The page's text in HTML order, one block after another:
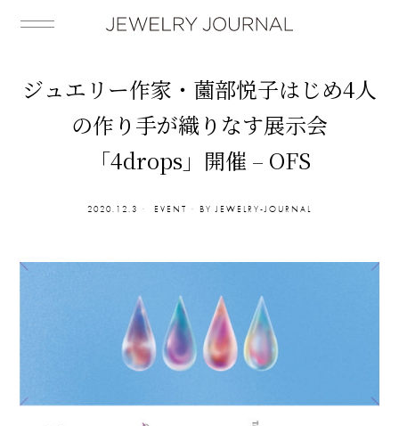
ジュエリー作家・薗部悦子はじめ4人
の作り手が織りなす展示会
「4drops」開催 – OFS
2020.12.3 EVENT BY JEWELRY-JOURNAL